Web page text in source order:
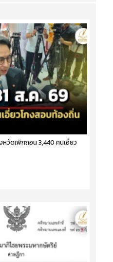
วัดเพิกถอน 3,440 คนเอี่ยว